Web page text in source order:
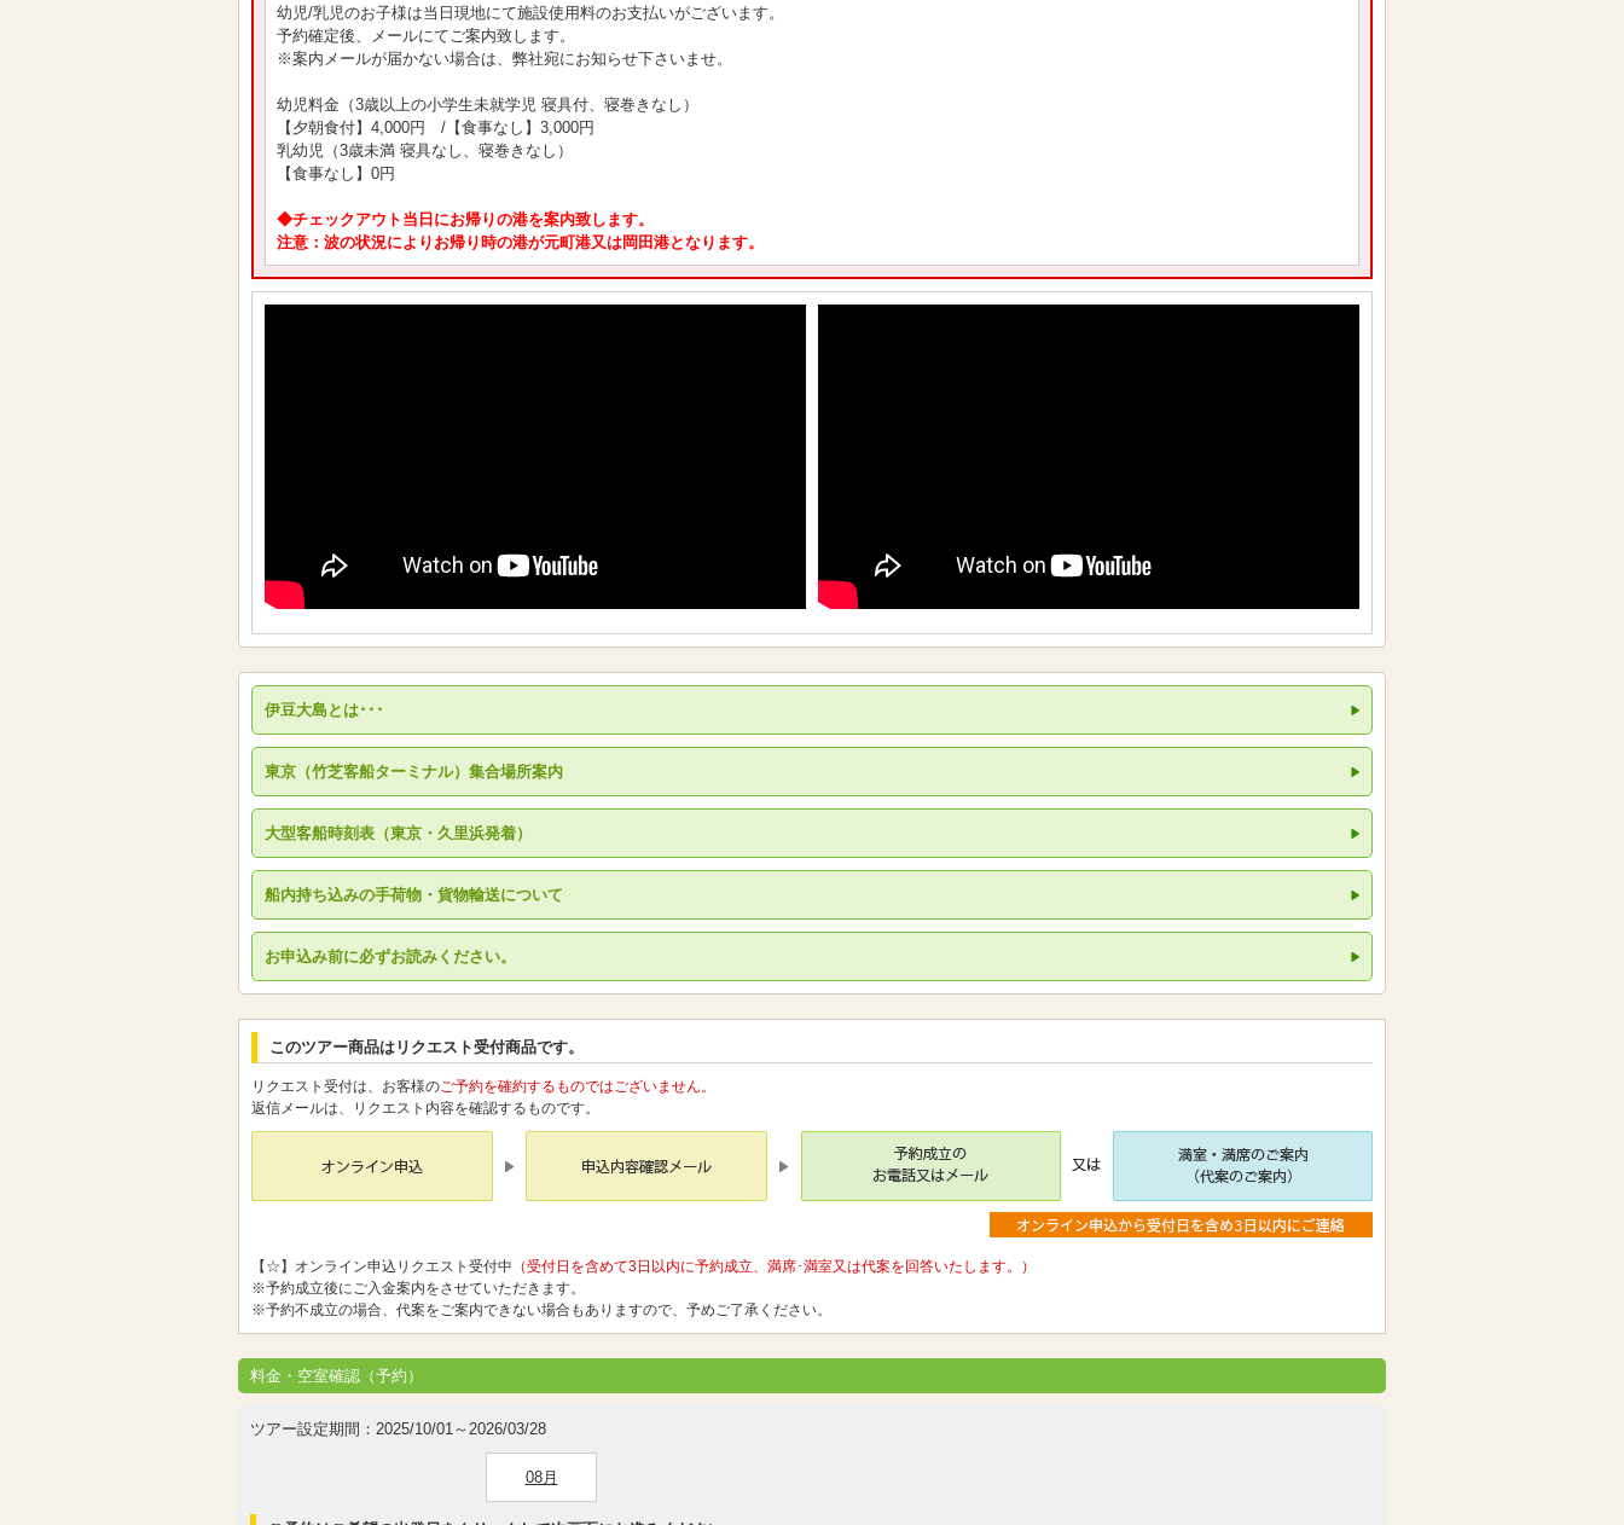
幼児/乳児のお子様は当日現地にて施設使用料のお支払いがございます。
予約確定後、メールにてご案内致します。
※案内メールが届かない場合は、弊社宛にお知らせ下さいませ。
幼児料金（3歳以上の小学生未就学児 寝具付、寝巻きなし）
【夕朝食付】4,000円 /【食事なし】3,000円
乳幼児（3歳未満 寝具なし、寝巻きなし）
【食事なし】0円
◆チェックアウト当日にお帰りの港を案内致します。
注意：波の状況によりお帰り時の港が元町港又は岡田港となります。
伊豆大島とは･･･
東京（竹芝客船ターミナル）集合場所案内
大型客船時刻表（東京・久里浜発着）
船内持ち込みの手荷物・貨物輸送について
お申込み前に必ずお読みください。
このツアー商品はリクエスト受付商品です。
リクエスト受付は、お客様のご予約を確約するものではございません。
返信メールは、リクエスト内容を確認するものです。
【☆】オンライン申込リクエスト受付中 （受付日を含めて3日以内に予約成立、満席･満室又は代案を回答いたします。）
※予約成立後にご入金案内をさせていただきます。
※予約不成立の場合、代案をご案内できない場合もありますので、予めご了承ください。
料金・空室確認（予約）
ツアー設定期間：2025/10/01～2026/03/28
08月